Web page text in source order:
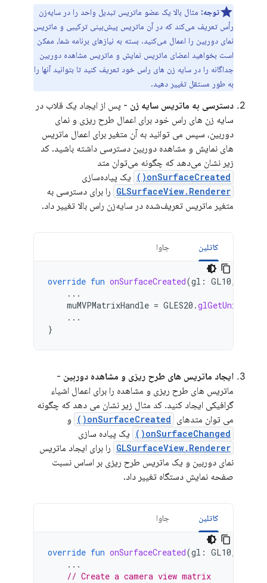
توجه: مثال بالا یک عضو ماتریس تبدیل واحد را در سایه‌زن
رأس تعریف می‌کند که در آن ماتریس پیش‌بینی ترکیبی و ماتریس
نمای دوربین را اعمال می‌کنید. بسته به نیازهای برنامه شما، ممکن
است بخواهید اعضای ماتریس نمایش و ماتریس مشاهده دوربین
جداگانه را در سایه زن های راس خود تعریف کنید تا بتوانید آنها را
به طور مستقل تغییر دهید.
دسترسی به ماتریس سایه زن - پس از ایجاد یک قلاب در
سایه زن های راس خود برای اعمال طرح ریزی و نمای
دوربین، سپس می توانید به آن متغیر برای اعمال ماتریس
های نمایش و مشاهده دوربین دسترسی داشته باشید. کد
زیر نشان می‌دهد که چگونه می‌توان متد
onSurfaceCreated() یک پیاده‌سازی
GLSurfaceView.Renderer را برای دسترسی به
متغیر ماتریس تعریف‌شده در سایه‌زن راس بالا تغییر داد.
کاتلین جاوا
override fun onSurfaceCreated(gl : GL10,
...
muMVPMatrixHandle = GLES20 .
...
}
ایجاد ماتریس های طرح ریزی و مشاهده دوربین -
ماتریس های طرح ریزی و مشاهده را برای اعمال اشیاء
گرافیکی ایجاد کنید. کد مثال زیر نشان می دهد که چگونه
می توان متدهای onSurfaceCreated() و
onSurfaceChanged() یک پیاده سازی
GLSurfaceView.Renderer را برای ایجاد ماتریس
نمای دوربین و یک ماتریس طرح ریزی بر اساس نسبت
صفحه نمایش دستگاه تغییر داد.
کاتلین جاوا
override fun onSurfaceCreated(gl : GL10,
...
// Create a camera view matrix